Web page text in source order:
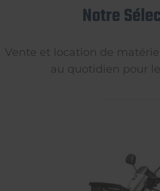
Notre
Vente et location de
au quotidien pour